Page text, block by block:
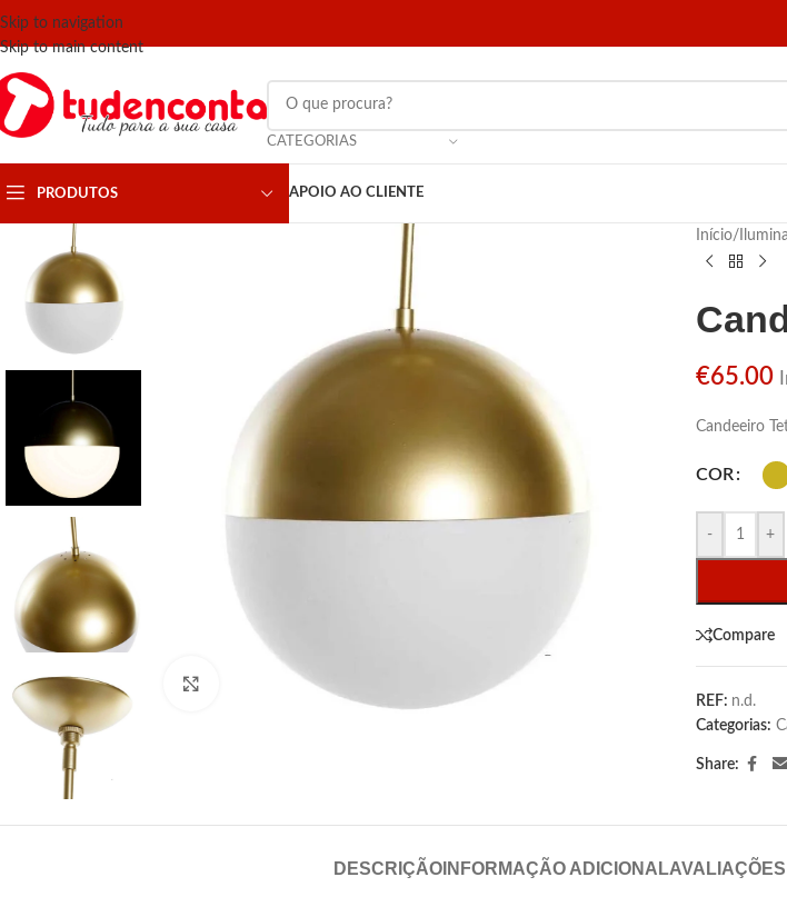
Skip to navigation
Skip to main content
CATEGORIAS
PRODUTOS APOIO AO CLIENTE
Click para aumentar
Início/
€65.00
Candeeiro
COR
- +
Compare
REF: n.d.
Categorias:
Share:
DESCRIÇÃOINFORMAÇÃO ADICIONAL